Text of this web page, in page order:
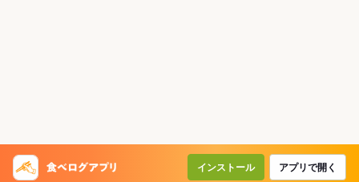
インストール アプリで開く